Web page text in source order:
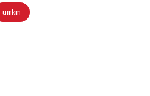
umkm